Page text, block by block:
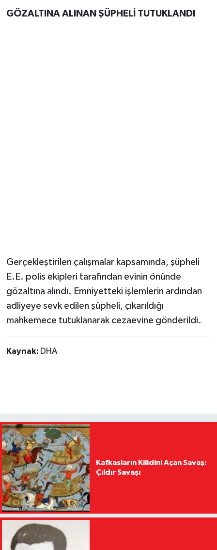
GÖZALTINA ALINAN ŞÜPHELİ TUTUKLANDI
Gerçekleştirilen çalışmalar kapsamında, şüpheli
E.E. polis ekipleri tarafından evinin önünde
gözaltına alındı. Emniyetteki işlemlerin ardından
adliyeye sevk edilen şüpheli, çıkarıldığı
mahkemece tutuklanarak cezaevine gönderildi.
Kaynak: DHA
Kafkasların Kilidini Açan Savaş:
Çıldır Savaşı